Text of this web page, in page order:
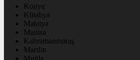
Konya
Kütahya
Malatya
Manisa
Kahramanmaraş
Mardin
Muğla